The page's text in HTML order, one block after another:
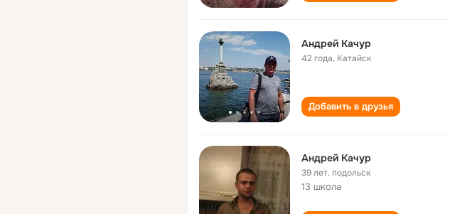
Андрей Качур
42 года, Катайск
Добавить в друзья
Андрей Качур
39 лет,подольск
13 школа